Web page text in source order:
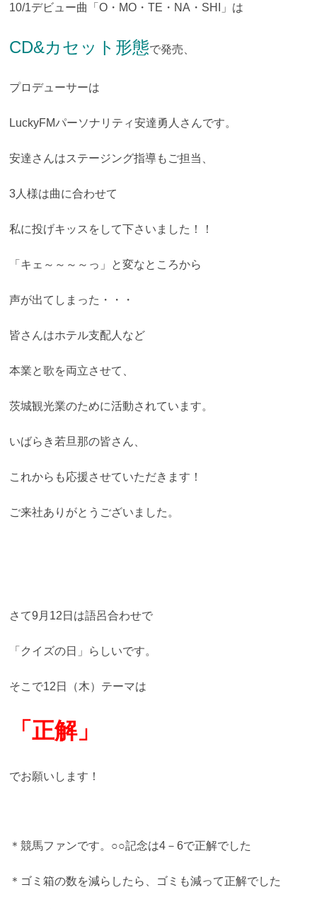
10/1デビュー曲「O・MO・TE・NA・SHI」は
CD&カセット形態で発売、
プロデューサーは
LuckyFMパーソナリティ安達勇人さんです。
安達さんはステージング指導もご担当、
3人様は曲に合わせて
私に投げキッスをして下さいました！！
「キェ～～～～っ」と変なところから
声が出てしまった・・・
皆さんはホテル支配人など
本業と歌を両立させて、
茨城観光業のために活動されています。
いばらき若旦那の皆さん、
これからも応援させていただきます！
ご来社ありがとうございました。
さて9月12日は語呂合わせで
「クイズの日」らしいです。
そこで12日（木）テーマは
「正解」
でお願いします！
＊競馬ファンです。○○記念は4－6で正解でした
＊ゴミ箱の数を減らしたら、ゴミも減って正解でした